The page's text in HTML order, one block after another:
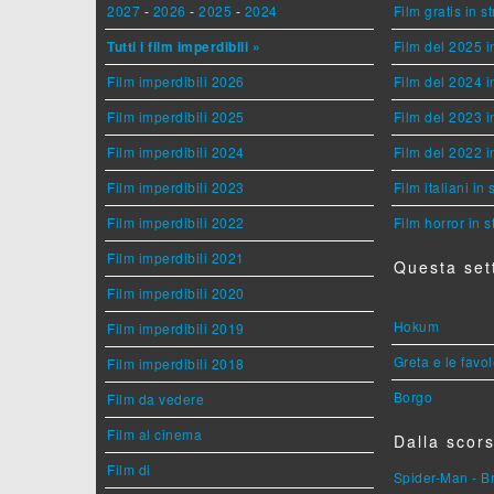
2027 - 2026 - 2025 - 2024
Tutti i film imperdibili »
Film imperdibili 2026
Film imperdibili 2025
Film imperdibili 2024
Film imperdibili 2023
Film imperdibili 2022
Film imperdibili 2021
Film imperdibili 2020
Film imperdibili 2019
Film imperdibili 2018
Film da vedere
Film al cinema
Film di
Film gratis in
Film del 2025
Film del 2024
Film del 2023
Film del 2022
Film italiani in
Film horror in
Questa
Hokum
Greta e le
Borgo
Dalla
Spider-Man -